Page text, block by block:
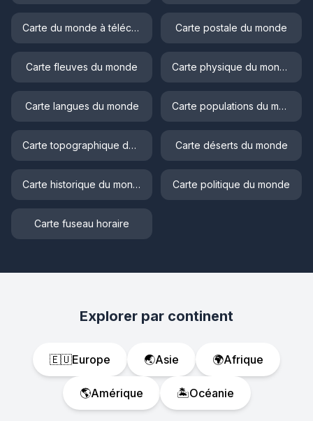
Carte du monde à télécharger Carte postale du monde
Carte fleuves du monde Carte physique du monde
Carte langues du monde Carte populations du monde
Carte topographique du monde Carte déserts du monde
Carte historique du monde Carte politique du monde
Carte fuseau horaire
Explorer par continent
🇪🇺Europe 🌏Asie 🌍Afrique
🌎Amérique 🏝️Océanie